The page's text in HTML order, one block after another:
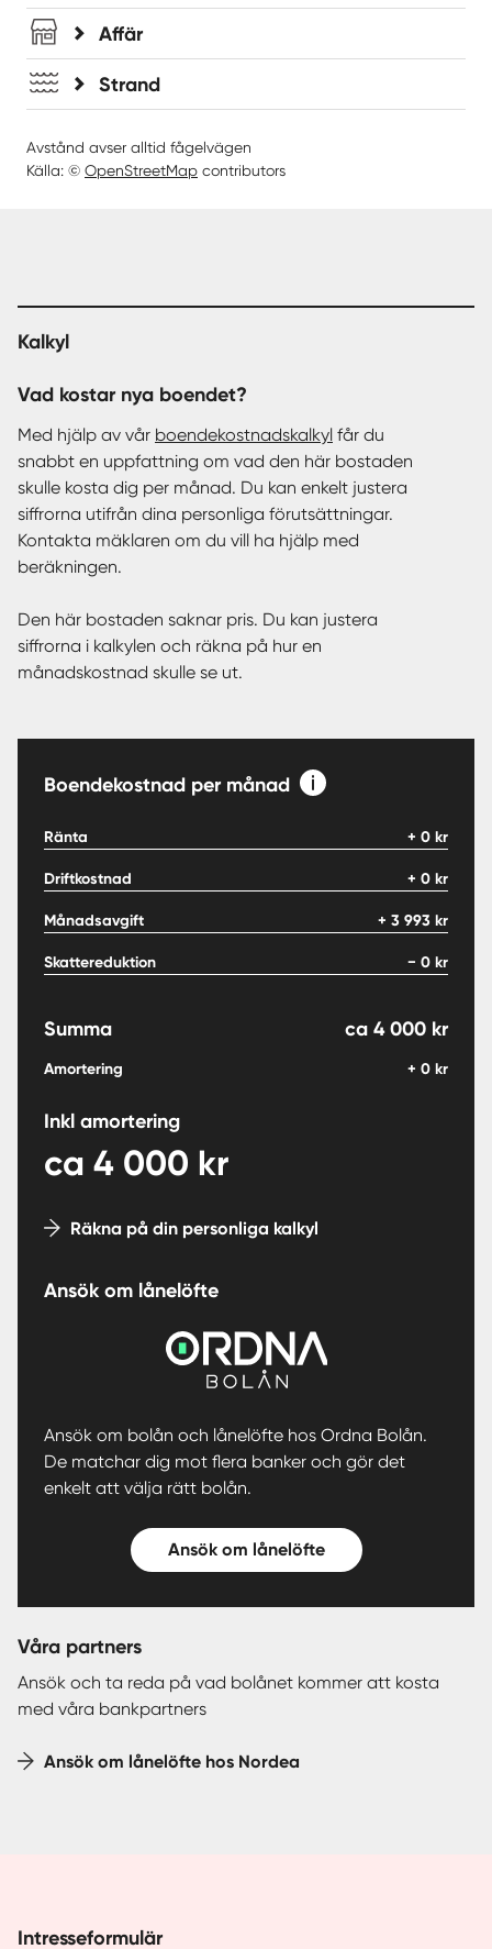
Affär
Strand
Avstånd avser alltid fågelvägen
Källa: © OpenStreetMap contributors
Kalkyl
Vad kostar nya boendet?
Med hjälp av vår boendekostnadskalkyl får du
snabbt en uppfattning om vad den här bostaden
skulle kosta dig per månad. Du kan enkelt justera
siffrorna utifrån dina personliga förutsättningar.
Kontakta mäklaren om du vill ha hjälp med
beräkningen.
Den här bostaden saknar pris. Du kan justera
siffrorna i kalkylen och räkna på hur en
månadskostnad skulle se ut.
Boendekostnad per månad
Ränta + 0 kr
Driftkostnad + 0 kr
Månadsavgift + 3 993 kr
Skattereduktion − 0 kr
Summa ca 4 000 kr
Amortering + 0 kr
Inkl amortering
ca 4 000 kr
Räkna på din personliga kalkyl
Ansök om lånelöfte
Ansök om bolån och lånelöfte hos Ordna Bolån.
De matchar dig mot flera banker och gör det
enkelt att välja rätt bolån.
Ansök om lånelöfte
Våra partners
Ansök och ta reda på vad bolånet kommer att kosta
med våra bankpartners
Ansök om lånelöfte hos Nordea
Intresseformulär